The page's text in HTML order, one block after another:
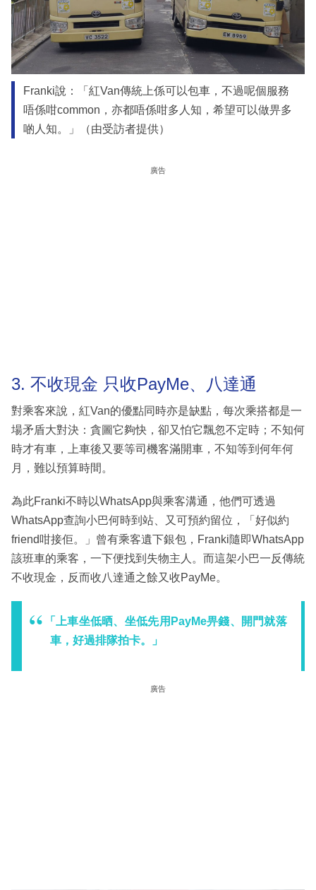
Franki說：「紅Van傳統上係可以包車，不過呢個服務
唔係咁common，亦都唔係咁多人知，希望可以做畀多
啲人知。」（由受訪者提供）
廣告
3. 不收現金 只收PayMe、八達通
對乘客來說，紅Van的優點同時亦是缺點，每次乘搭都是一
場矛盾大對決：貪圖它夠快，卻又怕它飄忽不定時；不知何
時才有車，上車後又要等司機客滿開車，不知等到何年何
月，難以預算時間。
為此Franki不時以WhatsApp與乘客溝通，他們可透過
WhatsApp查詢小巴何時到站、又可預約留位，「好似約
friend咁接佢。」曾有乘客遺下銀包，Franki隨即WhatsApp
該班車的乘客，一下便找到失物主人。而這架小巴一反傳統
不收現金，反而收八達通之餘又收PayMe。
「上車坐低晒、坐低先用PayMe畀錢、開門就落
車，好過排隊拍卡。」
廣告